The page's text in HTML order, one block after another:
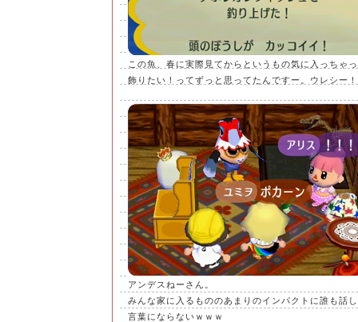
この魚、春に実際見てからというもの気に入っちゃ
飾りたい！ってずっと思ってたんですー。ウレシー！
アンデスねーさん。
みんな家に入るもののあまりのインパクトに誰も話
言葉にならないｗｗｗ